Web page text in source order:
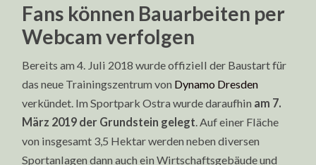
Fans können Bauarbeiten per
Webcam verfolgen
Bereits am 4. Juli 2018 wurde offiziell der Baustart für
das neue Trainingszentrum von Dynamo Dresden
verkündet. Im Sportpark Ostra wurde daraufhin am 7.
März 2019 der Grundstein gelegt. Auf einer Fläche
von insgesamt 3,5 Hektar werden neben diversen
Sportanlagen dann auch ein Wirtschaftsgebäude und